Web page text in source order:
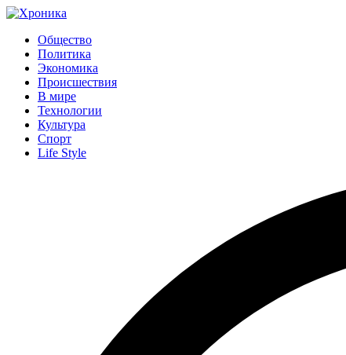
Общество
Политика
Экономика
Происшествия
В мире
Технологии
Культура
Спорт
Life Style